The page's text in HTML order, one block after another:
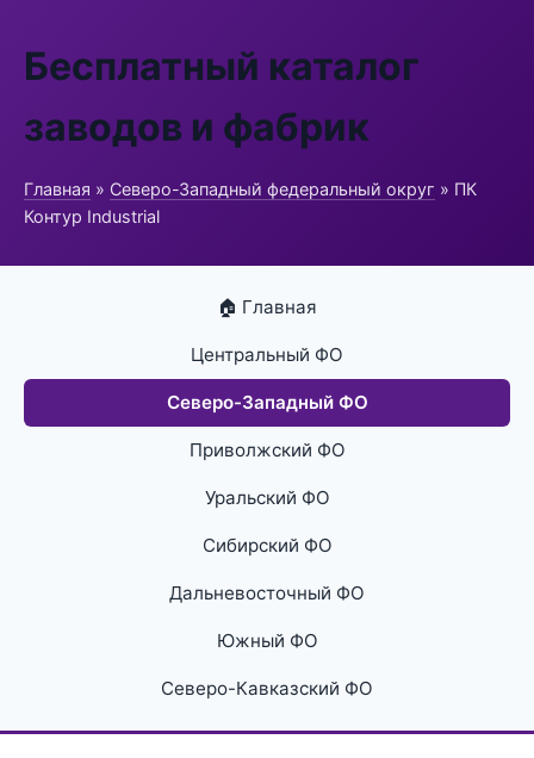
Бесплатный каталог
заводов и фабрик
Главная » Северо-Западный федеральный округ » ПК
Контур Industrial
🏠 Главная
Центральный ФО
Северо-Западный ФО
Приволжский ФО
Уральский ФО
Сибирский ФО
Дальневосточный ФО
Южный ФО
Северо-Кавказский ФО